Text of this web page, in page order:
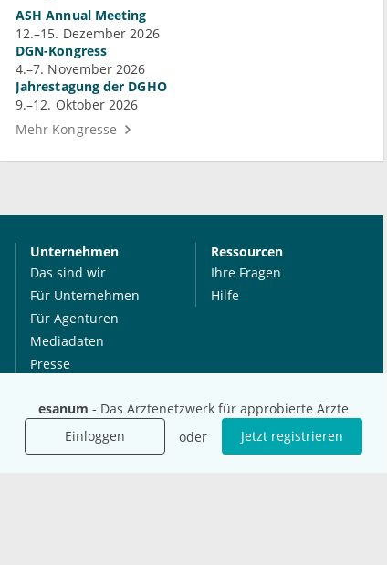
esanum - Das Ärztenetzwerk für approbierte Ärzte
Einloggen
oder Jetzt registrieren
ASH Annual Meeting
12.–15. Dezember 2026
DGN-Kongress
4.–7. November 2026
Jahrestagung der DGHO
9.–12. Oktober 2026
Mehr Kongresse
Unternehmen
Das sind wir
Für Unternehmen
Für Agenturen
Mediadaten
Presse
Jobs
Ressourcen
Ihre Fragen
Hilfe
International
Social Media